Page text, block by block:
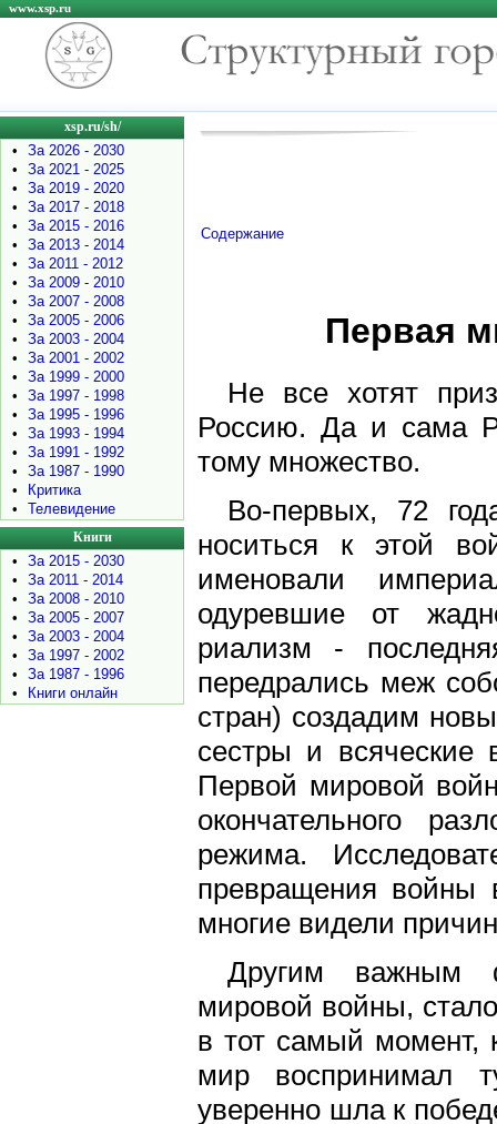
www.xsp.ru
xsp.ru/sh/
•
За 2026 - 2030
•
За 2021 - 2025
•
За 2019 - 2020
•
За 2017 - 2018
•
За 2015 - 2016
•
За 2013 - 2014
•
За 2011 - 2012
•
За 2009 - 2010
•
За 2007 - 2008
•
За 2005 - 2006
•
За 2003 - 2004
•
За 2001 - 2002
•
За 1999 - 2000
•
За 1997 - 1998
•
За 1995 - 1996
•
За 1993 - 1994
•
За 1991 - 1992
•
За 1987 - 1990
•
Критика
•
Телевидение
Книги
•
За 2015 - 2030
•
За 2011 - 2014
•
За 2008 - 2010
•
За 2005 - 2007
•
За 2003 - 2004
•
За 1997 - 2002
•
За 1987 - 1996
•
Книги онлайн
Содержание
Первая
Не все хотят
Россию. Да и сама
тому множество.
Во-первых, 72
носиться к этой
именовали
одуревшие от
риализм -
передрались меж
стран) создадим
сестры и всяческие
Первой мировой
окончательного
режима.
превращения
многие видели
Другим важным
мировой войны,
в тот самый момент,
мир воспринимал
уверенно шла к